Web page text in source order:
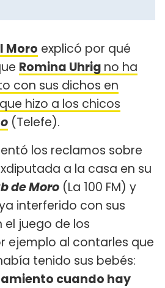
Moro explicó por qué
Romina Uhrig no ha
con sus dichos en
hizo a los chicos
(Telefe).
los reclamos sobre
a la casa en su
de Moro (La 100 FM) y
interferido con sus
juego de los
ejemplo al contarles que
tenido sus bebés:
cuando hay